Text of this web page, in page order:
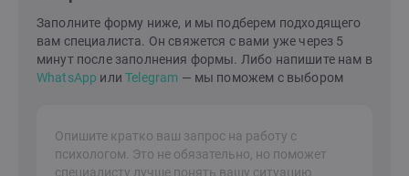
Заполните форму ниже, и мы подберем подходящего
вам специалиста. Он свяжется с вами уже через 5
минут после заполнения формы. Либо напишите нам в
WhatsApp илиTelegram — мы поможем с выбором